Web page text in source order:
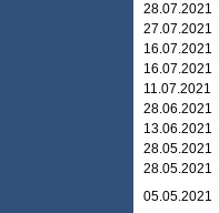
28.07.2021
27.07.2021
16.07.2021
16.07.2021
11.07.2021
28.06.2021
13.06.2021
28.05.2021
28.05.2021
05.05.2021